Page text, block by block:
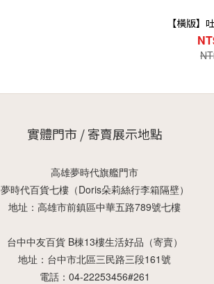
【橫版】
實體門市 / 寄賣展示地點
高雄夢時代旗艦門市
夢時代百貨七樓（Doris朵莉絲行李箱隔壁）
地址：高雄市前鎮區中華五路789號七樓
台中中友百貨 B棟13樓生活好品（寄賣）
地址：台中市北區三民路三段161號
電話：04-22253456#261